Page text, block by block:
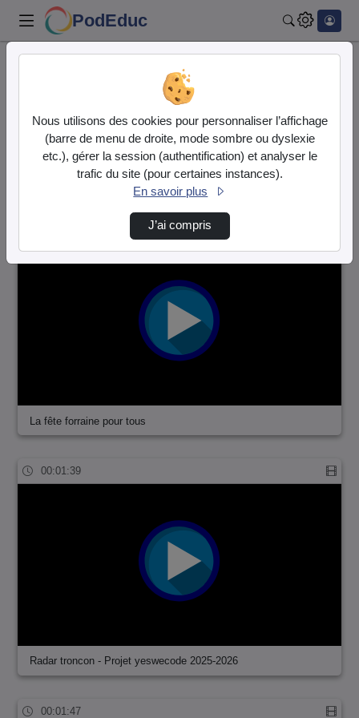
PodEduc
3 vidéos trouvées
Audio Vidéo
Direction de tri
La fête forraine pour tous
00:01:39
Radar troncon - Projet yeswecode 2025-2026
00:01:47
Nous utilisons des cookies pour personnaliser l’affichage
(barre de menu de droite, mode sombre ou dyslexie
etc.), gérer la session (authentification) et analyser le
trafic du site (pour certaines instances).
En savoir plus
J’ai compris